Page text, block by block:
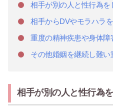
相手が別の人と性行為を
相手からDVやモラハラ
重度の精神疾患や身体障
その他婚姻を継続し難い
相手が別の人と性行為